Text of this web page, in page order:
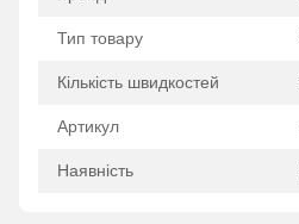
Тип товару
Кількість швидкостей
Артикул
Наявність